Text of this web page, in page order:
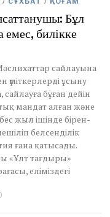
Бұл
емес, билікке
сайлауына
үміткерлерді ұсыну
бұған дейін
мандат алған және
бес жыл ішінде бірен-
белсенділік
ғана қатысады.
«Ұлт тағдыры»
еліміздегі